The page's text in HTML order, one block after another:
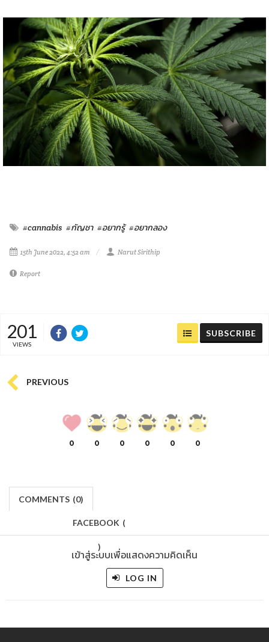
#cannabis #กัญชา #อยากรู้ #อยากลอง
15th June 2022, 4:52 am Narut Sirithip
Report
201
VIEWS
SUBSCRIBE
PREVIOUS
0 0 0 0 0 0
COMMENTS (0)
FACEBOOK (
)
เข้าสู่ระบบเพื่อแสดงความคิดเห็น
LOG IN